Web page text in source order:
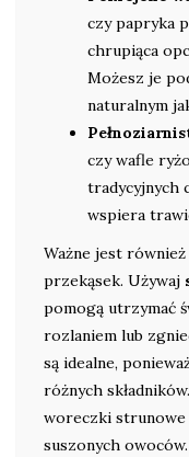
czy papryka
chrupiąca
Możesz je
naturalnym
czy wafle
tradycyjnych
wspiera
Ważne jest
przekąsek. Używaj
pomogą utrzymać
rozlaniem lub
są idealne,
różnych
woreczki
suszonych owoców.